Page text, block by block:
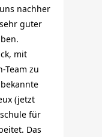
nachher
guter
mit
Team zu
(jetzt
für
Das